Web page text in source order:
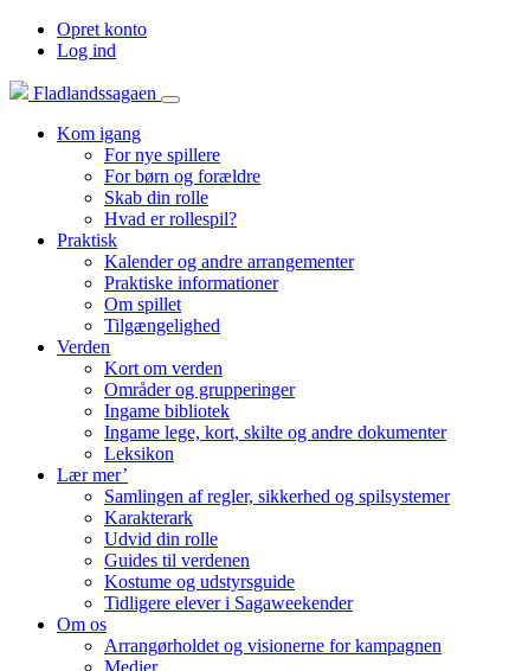
Opret konto
Log ind
Fladlandssagaen
Kom igang
For nye spillere
For børn og forældre
Skab din rolle
Hvad er rollespil?
Praktisk
Kalender og andre arrangementer
Praktiske informationer
Om spillet
Tilgængelighed
Verden
Kort om verden
Områder og grupperinger
Ingame bibliotek
Ingame lege, kort, skilte og andre dokumenter
Leksikon
Lær mer’
Samlingen af regler, sikkerhed og spilsystemer
Karakterark
Udvid din rolle
Guides til verdenen
Kostume og udstyrsguide
Tidligere elever i Sagaweekender
Om os
Arrangørholdet og visionerne for kampagnen
Medier